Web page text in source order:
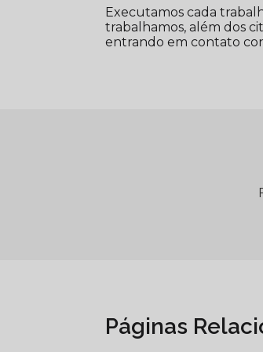
Executamos cada
trabalhamos, além dos
entrando em contato
Páginas